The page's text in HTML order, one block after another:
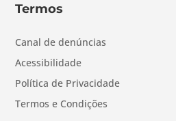
Termos
Canal de denúncias
Acessibilidade
Política de Privacidade
Termos e Condições